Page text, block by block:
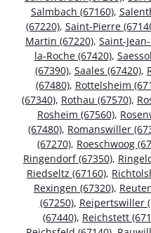
Salmbach (67160),
(67220), Saint-Pierre
Martin (67220), Saint-
la-Roche (67420),
(67390), Saales (67420),
(67480), Rottelsheim
(67340), Rothau (67570),
Rosheim (67560),
(67480), Romanswiller
(67270), Roeschwoog
Ringendorf (67350),
Riedseltz (67160),
Rexingen (67320),
(67250), Reipertswiller
(67440), Reichstett